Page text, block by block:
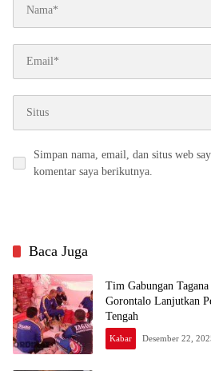
Simpan nama, email, dan situs web
komentar saya berikutnya.
Baca Juga
Tim Gabungan
Gorontalo Lanjutkan
Tengah
Kabar Desember 22,